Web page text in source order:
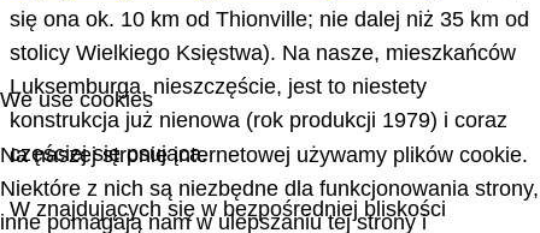
się ona ok. 10 km od Thionville; nie dalej niż 35 km od
stolicy Wielkiego Księstwa). Na nasze, mieszkańców
Luksemburga, nieszczęście, jest to niestety
konstrukcja już nienowa (rok produkcji 1979) i coraz
częściej się psująca.
W znajdujących się w bezpośredniej bliskości
We use cookies
Na naszej stronie internetowej używamy plików cookie.
Niektóre z nich są niezbędne dla funkcjonowania strony,
inne pomagają nam w ulepszaniu tej strony i